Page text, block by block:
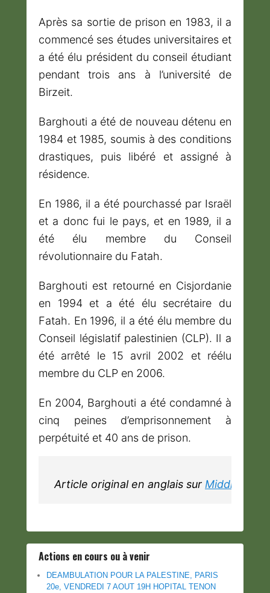
Après sa sortie de prison en 1983, il a
commencé ses études universitaires et
a été élu président du conseil étudiant
pendant trois ans à l’université de
Birzeit.
Barghouti a été de nouveau détenu en
1984 et 1985, soumis à des conditions
drastiques, puis libéré et assigné à
résidence.
En 1986, il a été pourchassé par Israël
et a donc fui le pays, et en 1989, il a
été élu membre du Conseil
révolutionnaire du Fatah.
Barghouti est retourné en Cisjordanie
en 1994 et a été élu secrétaire du
Fatah. En 1996, il a été élu membre du
Conseil législatif palestinien (CLP). Il a
été arrêté le 15 avril 2002 et réélu
membre du CLP en 2006.
En 2004, Barghouti a été condamné à
cinq peines d’emprisonnement à
perpétuité et 40 ans de prison.
Article original en anglais sur Middle East
Actions en cours ou à venir
DEAMBULATION POUR LA PALESTINE, PARIS
20e, VENDREDI 7 AOUT 19H HOPITAL TENON